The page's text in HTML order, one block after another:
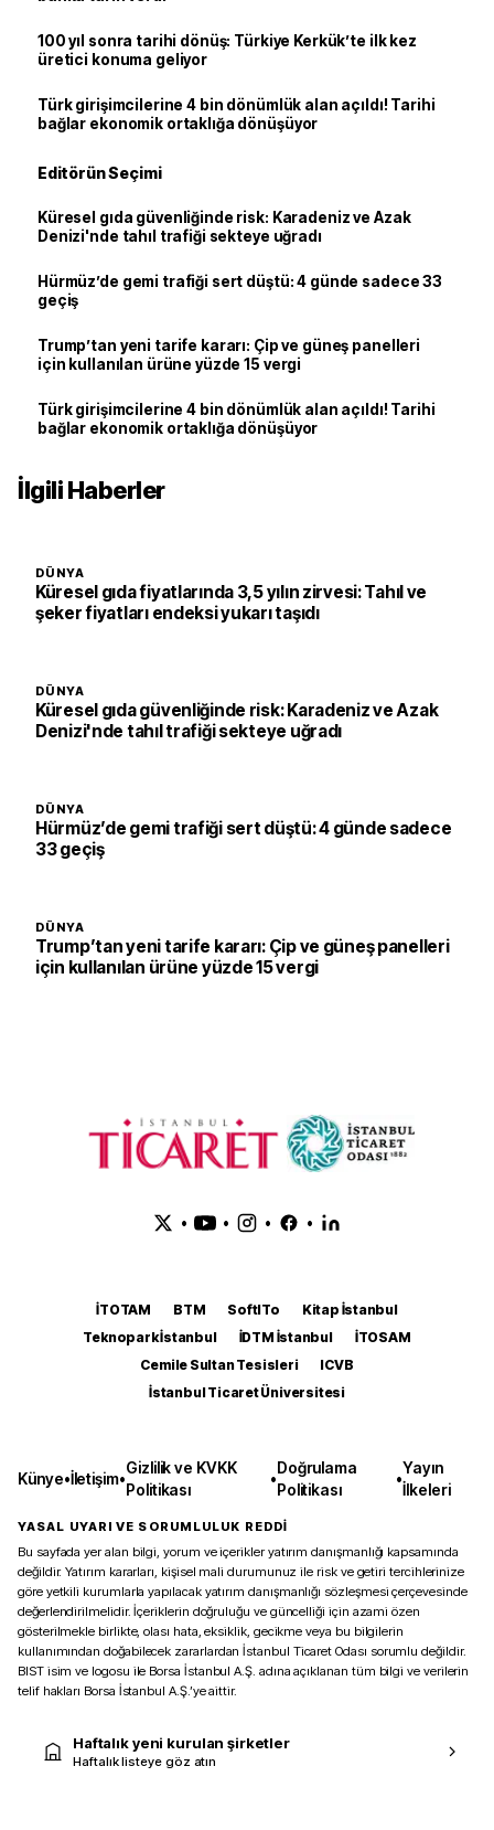
100 yıl sonra tarihi dönüş: Türkiye Kerkük’te ilk kez
üretici konuma geliyor
Türk girişimcilerine 4 bin dönümlük alan açıldı! Tarihi
bağlar ekonomik ortaklığa dönüşüyor
Editörün Seçimi
Küresel gıda güvenliğinde risk: Karadeniz ve Azak
Denizi'nde tahıl trafiği sekteye uğradı
Hürmüz’de gemi trafiği sert düştü: 4 günde sadece 33
geçiş
Trump’tan yeni tarife kararı: Çip ve güneş panelleri
için kullanılan ürüne yüzde 15 vergi
Türk girişimcilerine 4 bin dönümlük alan açıldı! Tarihi
bağlar ekonomik ortaklığa dönüşüyor
İlgili Haberler
DÜNYA
Küresel gıda fiyatlarında 3,5 yılın zirvesi: Tahıl ve
şeker fiyatları endeksi yukarı taşıdı
DÜNYA
Küresel gıda güvenliğinde risk: Karadeniz ve Azak
Denizi'nde tahıl trafiği sekteye uğradı
DÜNYA
Hürmüz’de gemi trafiği sert düştü: 4 günde sadece
33 geçiş
DÜNYA
Trump’tan yeni tarife kararı: Çip ve güneş panelleri
için kullanılan ürüne yüzde 15 vergi
• • • •
İTOTAM BTM SoftITo
Kitap İstanbul
Teknopark İstanbul
İDTM İstanbul
İTOSAM
Cemile Sultan Tesisleri
ICVB
İstanbul Ticaret Üniversitesi
Künye•İletişim•
Gizlilik ve KVKK
Politikası
•
Doğrulama
Politikası
•
Yayın
İlkeleri
YASAL UYARI VE SORUMLULUK REDDİ
Bu sayfada yer alan bilgi, yorum ve içerikler yatırım danışmanlığı kapsamında
değildir. Yatırım kararları, kişisel mali durumunuz ile risk ve getiri tercihlerinize
göre yetkili kurumlarla yapılacak yatırım danışmanlığı sözleşmesi çerçevesinde
değerlendirilmelidir. İçeriklerin doğruluğu ve güncelliği için azami özen
gösterilmekle birlikte, olası hata, eksiklik, gecikme veya bu bilgilerin
kullanımından doğabilecek zararlardan İstanbul Ticaret Odası sorumlu değildir.
BIST isim ve logosu ile Borsa İstanbul A.Ş. adına açıklanan tüm bilgi ve verilerin
telif hakları Borsa İstanbul A.Ş.’ye aittir.
Haftalık yeni kurulan şirketler
Haftalık listeye göz atın